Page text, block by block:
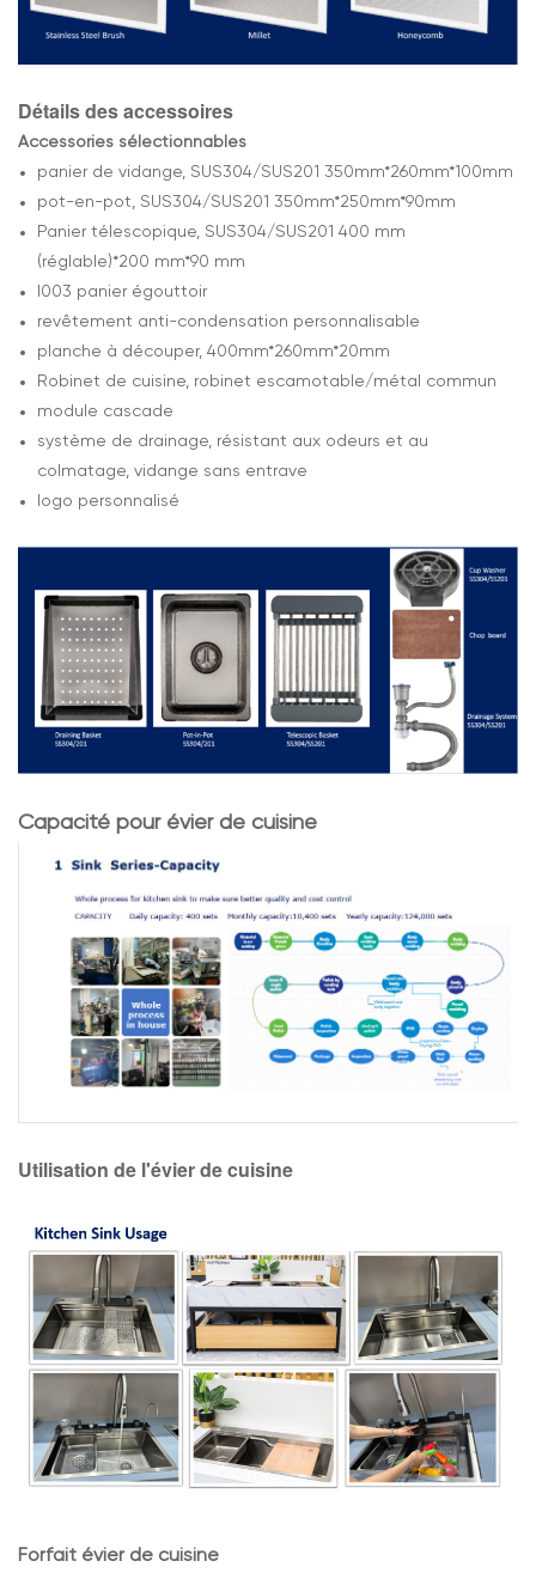
Détails des accessoires
Accessories sélectionnables
panier de vidange, SUS304/SUS201 350mm*260mm*100mm
pot-en-pot, SUS304/SUS201 350mm*250mm*90mm
Panier télescopique, SUS304/SUS201 400 mm
(réglable)*200 mm*90 mm
l003 panier égouttoir
revêtement anti-condensation personnalisable
planche à découper, 400mm*260mm*20mm
Robinet de cuisine, robinet escamotable/métal commun
module cascade
système de drainage, résistant aux odeurs et au
colmatage, vidange sans entrave
logo personnalisé
Capacité pour évier de cuisine
Utilisation de l'évier de cuisine
Forfait évier de cuisine